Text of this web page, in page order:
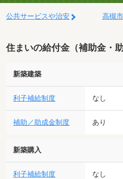
公共サービスや治安 高槻
住まいの給付金（補助金・助
新築建築
利子補給制度 なし
補助／助成金制度 あり
新築購入
利子補給制度 なし